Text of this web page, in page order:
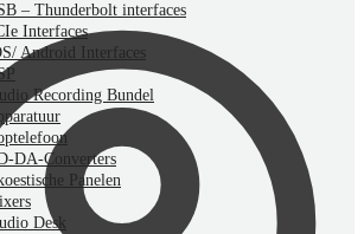
– Thunderbolt interfaces
Interfaces
Android Interfaces
Recording Bundel
DA-Converters
Panelen
Desk